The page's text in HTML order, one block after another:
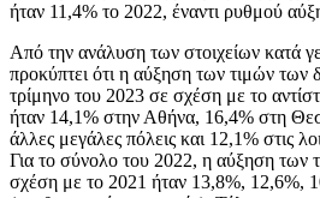
ήταν 11,4% το 2022, έναντι ρυθμού
Από την ανάλυση των στοιχείων κατά
προκύπτει ότι η αύξηση των τιμών των
τρίμηνο του 2023 σε σχέση με το
ήταν 14,1% στην Αθήνα, 16,4% στη
άλλες μεγάλες πόλεις και 12,1% στις
Για το σύνολο του 2022, η αύξηση των
σχέση με το 2021 ήταν 13,8%, 12,6%,